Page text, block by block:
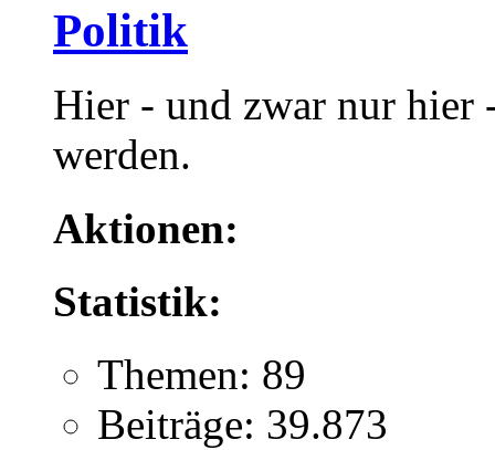
Politik
Hier - und zwar nur
werden.
Aktionen:
Statistik:
Themen: 89
Beiträge: 39.873